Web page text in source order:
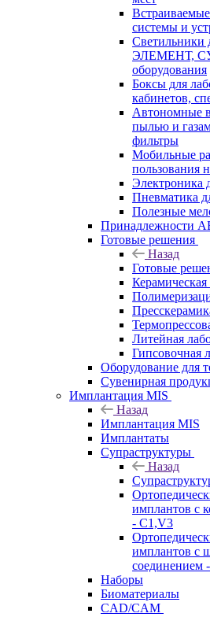
системы и
Светильники
ЭЛЕМЕНТ,
оборудования
Боксы для
кабинетов,
Автономные
пылью и
фильтры
Мобильные
пользования
Электроника
Пневматика
Полезные
Принадлежности
Готовые решения
Назад
Готовые
Литейная
Гипсовочная
Оборудование для
Сувенирная
Имплантация MIS
Назад
Имплантация MIS
Имплантаты
Супраструктуры
Назад
имплантов с
- C1,V3
имплантов с
соединением
Наборы
Биоматериалы
CAD/CAM